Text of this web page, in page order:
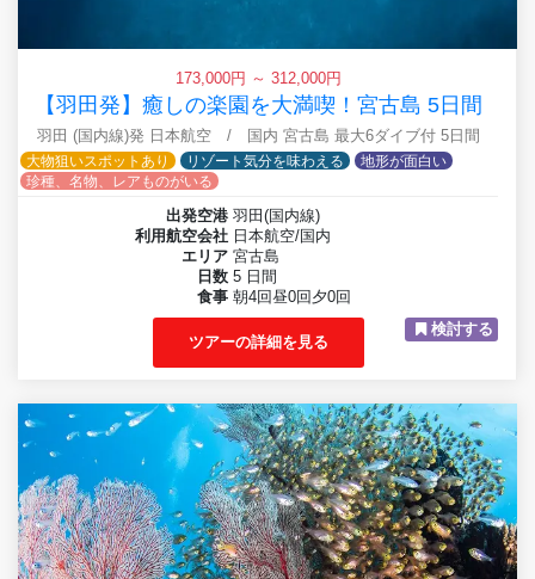
173,000円 ～ 312,000円
【羽田発】癒しの楽園を大満喫！宮古島 5日間
羽田 (国内線)発 日本航空 / 国内 宮古島 最大6ダイブ付 5日間
大物狙いスポットあり
リゾート気分を味わえる
地形が面白い
珍種、名物、レアものがいる
出発空港 羽田(国内線)
利用航空会社 日本航空/国内
エリア 宮古島
日数 5 日間
食事 朝4回昼0回夕0回
ツアーの詳細を見る
検討する